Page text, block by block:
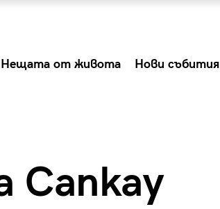
Нещата от живота Нови събития
Cankay